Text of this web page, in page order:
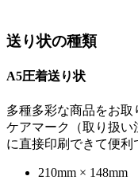
送り状の種類
A5圧着送り状
多種多彩な商品をお取
ケアマーク（取り扱
に直接印刷できて便利
210mm × 148mm